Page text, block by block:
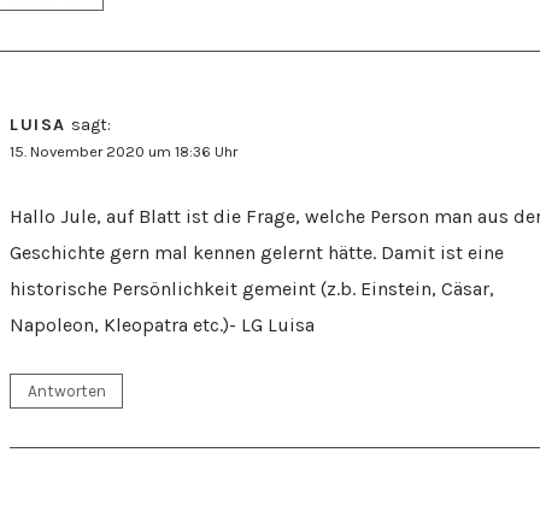
LUISA sagt:
15. November 2020 um 18:36 Uhr
Hallo Jule, auf Blatt ist die Frage, welche Person man aus
Geschichte gern mal kennen gelernt hätte. Damit ist eine
historische Persönlichkeit gemeint (z.b. Einstein, Cäsar,
Napoleon, Kleopatra etc.)- LG Luisa
Antworten